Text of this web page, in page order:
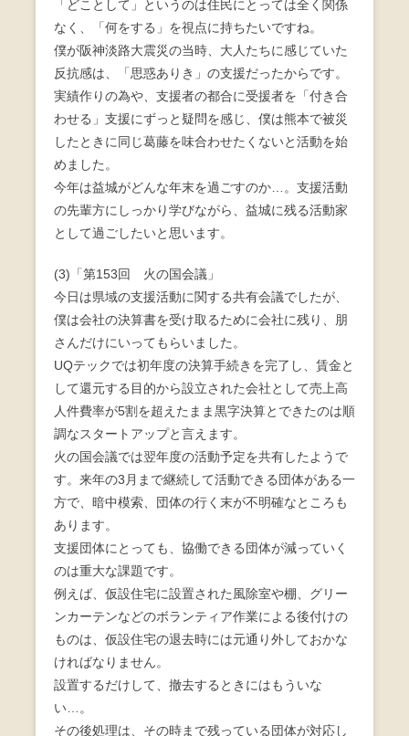
「どことして」というのは住民にとっては全く関係
なく、「何をする」を視点に持ちたいですね。
僕が阪神淡路大震災の当時、大人たちに感じていた
反抗感は、「思惑ありき」の支援だったからです。
実績作りの為や、支援者の都合に受援者を「付き合
わせる」支援にずっと疑問を感じ、僕は熊本で被災
したときに同じ葛藤を味合わせたくないと活動を始
めました。
今年は益城がどんな年末を過ごすのか…。支援活動
の先輩方にしっかり学びながら、益城に残る活動家
として過ごしたいと思います。
(3)「第153回 火の国会議」
今日は県域の支援活動に関する共有会議でしたが、
僕は会社の決算書を受け取るために会社に残り、朋
さんだけにいってもらいました。
UQテックでは初年度の決算手続きを完了し、賃金と
して還元する目的から設立された会社として売上高
人件費率が5割を超えたまま黒字決算とできたのは順
調なスタートアップと言えます。
火の国会議では翌年度の活動予定を共有したようで
す。来年の3月まで継続して活動できる団体がある一
方で、暗中模索、団体の行く末が不明確なところも
あります。
支援団体にとっても、協働できる団体が減っていく
のは重大な課題です。
例えば、仮設住宅に設置された風除室や棚、グリー
ンカーテンなどのボランティア作業による後付けの
ものは、仮設住宅の退去時には元通り外しておかな
ければなりません。
設置するだけして、撤去するときにはもういな
い…。
その後処理は、その時まで残っている団体が対応し